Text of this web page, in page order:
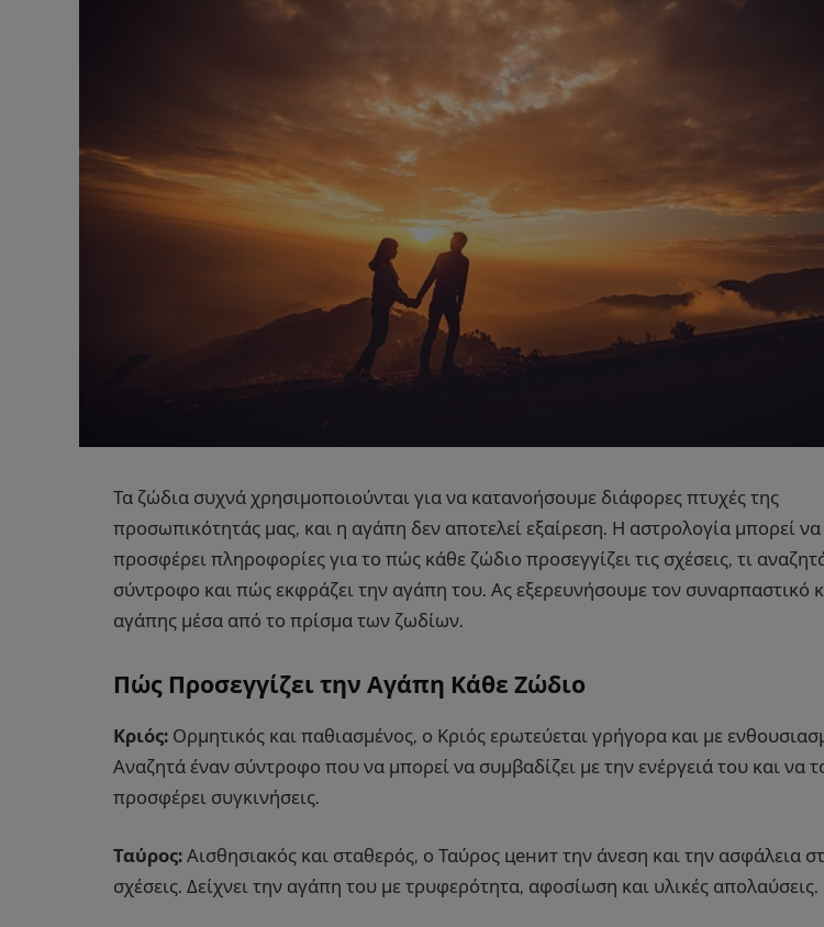
Τα ζώδια συχνά χρησιμοποιούνται για να κατανοήσουμε διάφορες πτυχές της
προσωπικότητάς μας, και η αγάπη δεν αποτελεί εξαίρεση. Η αστρολογία μπορεί να
προσφέρει πληροφορίες για το πώς κάθε ζώδιο προσεγγίζει τις σχέσεις, τι
σύντροφο και πώς εκφράζει την αγάπη του. Ας εξερευνήσουμε τον συναρπαστικό
αγάπης μέσα από το πρίσμα των ζωδίων.
Πώς Προσεγγίζει την Αγάπη Κάθε Ζώδιο
Κριός: Ορμητικός και παθιασμένος, ο Κριός ερωτεύεται γρήγορα και με
Αναζητά έναν σύντροφο που να μπορεί να συμβαδίζει με την ενέργειά του και να
προσφέρει συγκινήσεις.
Ταύρος: Αισθησιακός και σταθερός, ο Ταύρος ценит την άνεση και την ασφάλεια
σχέσεις. Δείχνει την αγάπη του με τρυφερότητα, αφοσίωση και υλικές απολαύσεις.